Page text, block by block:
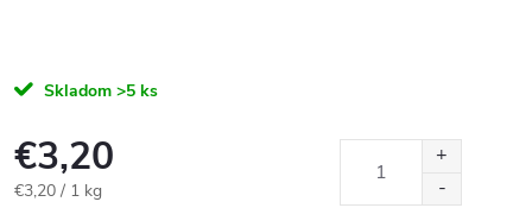
Skladom >5 ks
€3,20
Jednotková
€3,20 / 1 kg